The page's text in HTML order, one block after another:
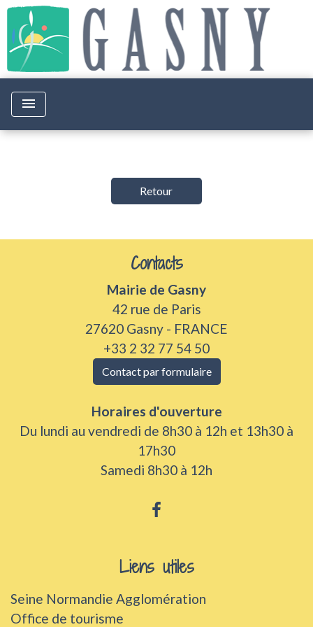
menu
Retour
Contacts
Mairie de Gasny
42 rue de Paris
27620 Gasny - FRANCE
+33 2 32 77 54 50
Contact par formulaire
Horaires d'ouverture
Du lundi au vendredi de 8h30 à 12h et 13h30 à
17h30
Samedi 8h30 à 12h
Liens utiles
Seine Normandie Agglomération
Office de tourisme